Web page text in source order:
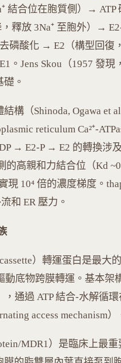
結合位在胞質側）→
釋放 3Na⁺ 至胞外）→
磷酸化 → E2（構型回復
。Jens Skou（1957 發
。
構（Shinoda, Ogawa et
reticulum Ca²⁺-
→ E2-P → E2 的轉換涉
的高親和力結合位（Kd
現 10⁴ 倍的濃度梯度。
和 ER 壓力。
）轉運蛋白是最大
動底物跨膜轉運。基本
通過 ATP 結合-水解循
access mechanism）
MDR1）是臨床上最